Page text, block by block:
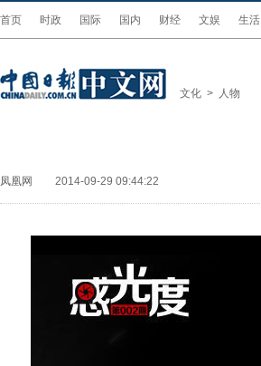
首页 时政 国际 国内 财经 文娱 生活
文化 > 人物
凤凰网 2014-09-29 09:44:22